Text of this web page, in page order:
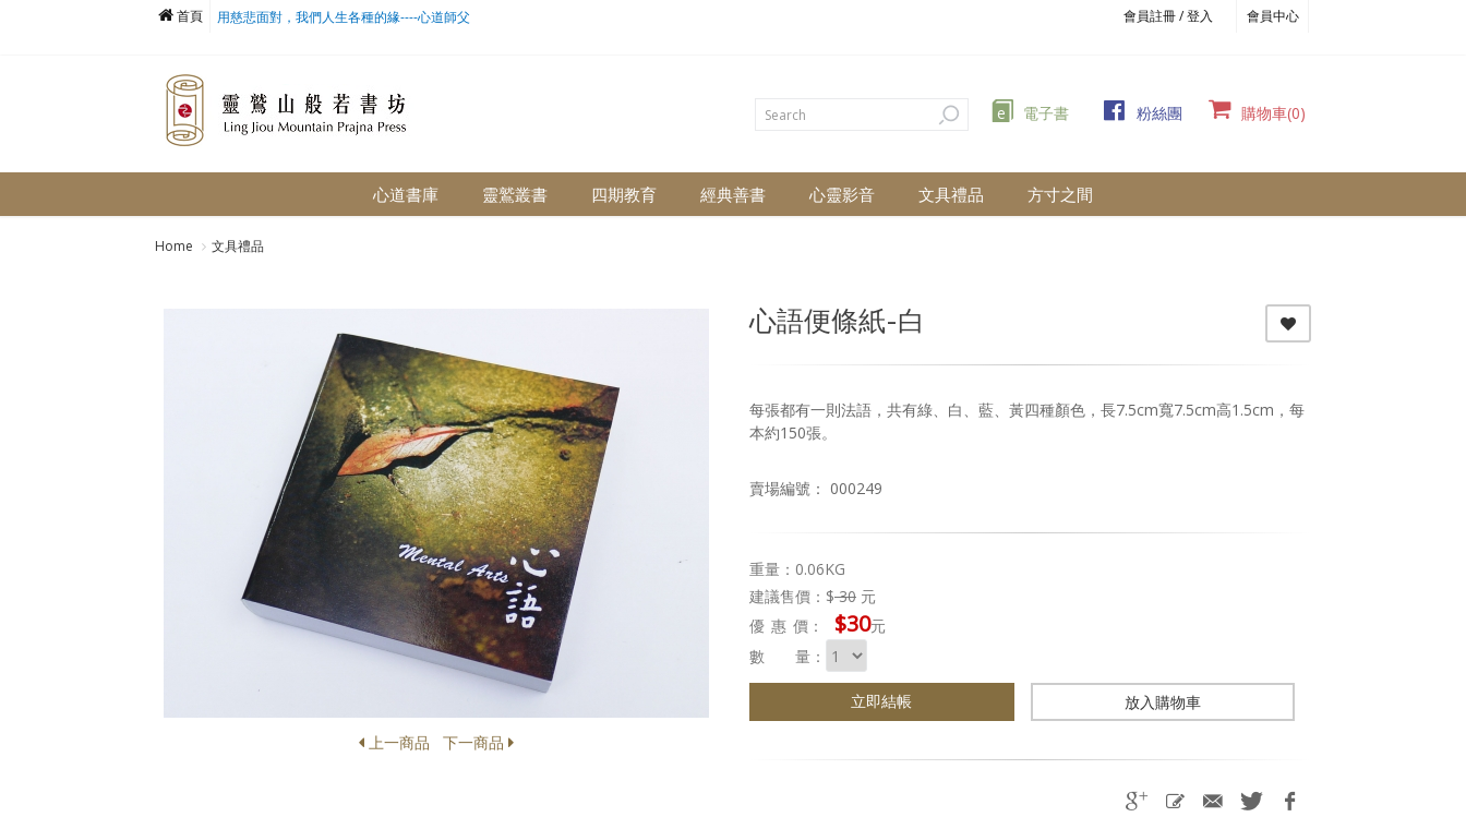
會員註冊 / 登入 會員中心
首頁 用慈悲面對，我們人生各種的緣----心道師父
e 電子書 粉絲團 購物車(0)
心道書庫 靈鷲叢書 四期教育 經典善書 心靈影音 文具禮品 方寸之間
Home 文具禮品
上一商品 下一商品
心語便條紙-白
每張都有一則法語，共有綠、白、藍、黃四種顏色，長7.5cm寬7.5cm高1.5cm，每
本約150張。
賣場編號： 000249
重量：0.06KG
建議售價：$30 元
優惠 價： $30元
數 量：
立即結帳 放入購物車